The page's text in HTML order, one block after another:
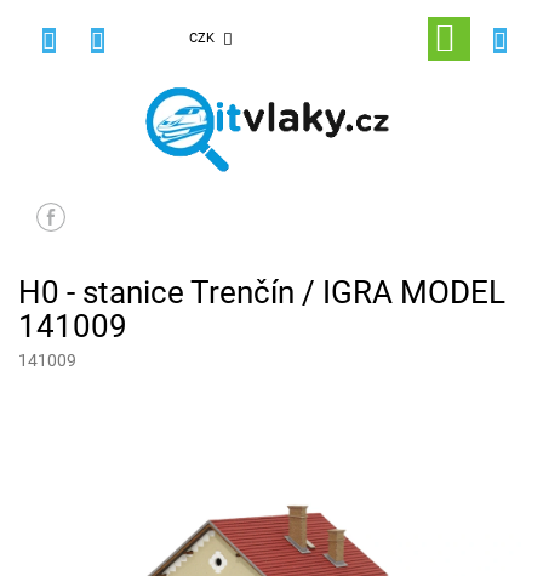
CZK
NÁKUPNÍ
KOŠÍK
H0 - stanice Trenčín / IGRA MODEL
141009
141009